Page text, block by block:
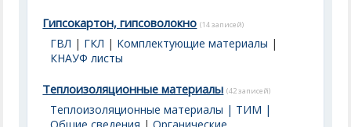
Гипсокартон, гипсоволокно (14 записей)
ГВЛ | ГКЛ | Комплектующие материалы |
КНАУФ листы
Теплоизоляционные материалы (42 записей)
Теплоизоляционные материалы | ТИМ |